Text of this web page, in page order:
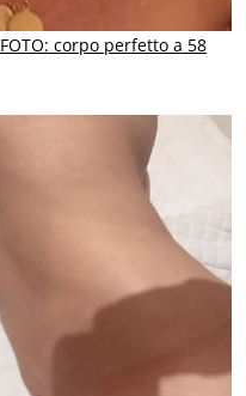
corpo perfetto a 58